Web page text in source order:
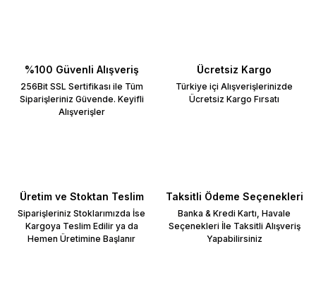
%100 Güvenli Alışveriş
256Bit SSL Sertifikası ile Tüm
Siparişleriniz Güvende. Keyifli
Alışverişler
Ücretsiz Kargo
Türkiye içi Alışverişlerinizde
Ücretsiz Kargo Fırsatı
Üretim ve Stoktan Teslim
Siparişleriniz Stoklarımızda İse
Kargoya Teslim Edilir ya da
Hemen Üretimine Başlanır
Taksitli Ödeme Seçenekleri
Banka & Kredi Kartı, Havale
Seçenekleri İle Taksitli Alışveriş
Yapabilirsiniz